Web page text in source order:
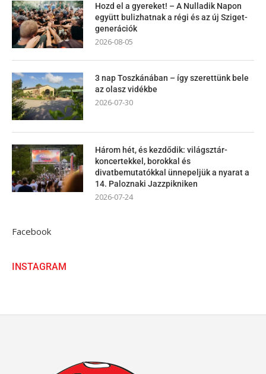
Hozd el a gyereket! – A Nulladik Napon
együtt bulizhatnak a régi és az új Sziget-
generációk
2026-08-05
3 nap Toszkánában – így szerettünk bele
az olasz vidékbe
2026-07-30
Három hét, és kezdődik: világsztár-
koncertekkel, borokkal és
divatbemutatókkal ünnepeljük a nyarat a
14. Paloznaki Jazzpikniken
2026-07-24
Facebook
INSTAGRAM